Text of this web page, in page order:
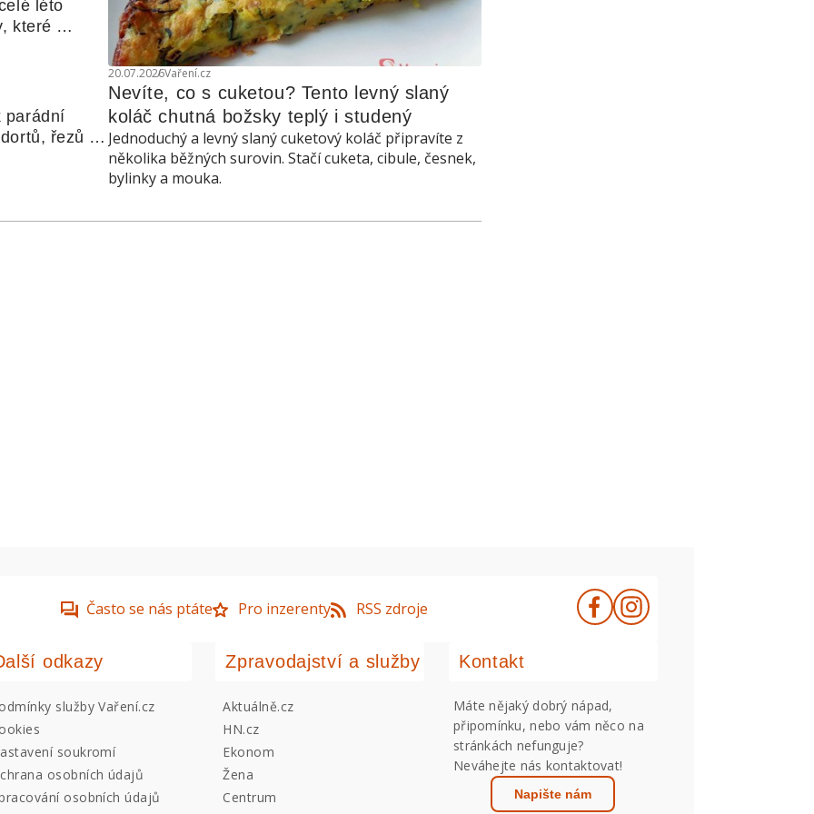
20.07.2026Vaření.cz
Nevíte, co s cuketou? Tento levný slaný
koláč chutná božsky teplý i studený
Jednoduchý a levný slaný cuketový koláč připravíte z
několika běžných surovin. Stačí cuketa, cibule, česnek,
bylinky a mouka.
léto
které
nebo
parádní
řezů a
Často se nás ptáte Pro inzerenty RSS zdroje
odkazy
služby Vaření.cz
soukromí
osobních údajů
osobních údajů
Zpravodajství a služby
Aktuálně.cz
HN.cz
Ekonom
Žena
Centrum
Kontakt
Máte nějaký dobrý nápad,
připomínku, nebo vám něco na
stránkách nefunguje?
Neváhejte nás kontaktovat!
Napište nám